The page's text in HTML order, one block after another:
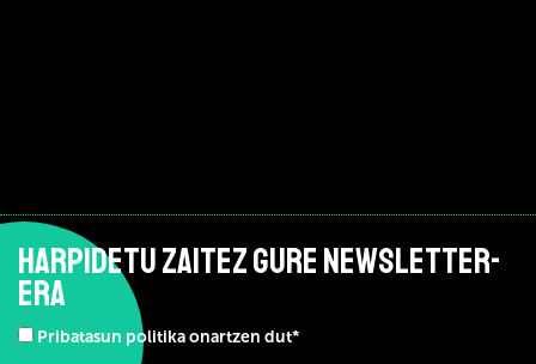
HARPIDETU ZAITEZ GURE NEWSLETTER-
ERA
Pribatasun politika onartzen dut*